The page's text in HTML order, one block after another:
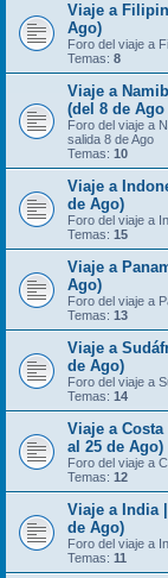
Viaje a
Ago)
Foro del viaje a
Temas: 8
Viaje a
(del 8 de
Foro del viaje a
salida 8 de Ago
Temas: 10
Viaje a
de Ago)
Foro del viaje a
Temas: 15
Viaje a
Ago)
Foro del viaje a
Temas: 13
Viaje a
de Ago)
Foro del viaje a
Temas: 14
Viaje a
al 25 de Ago)
Foro del viaje a
Temas: 12
Viaje a India
de Ago)
Foro del viaje a
Temas: 11